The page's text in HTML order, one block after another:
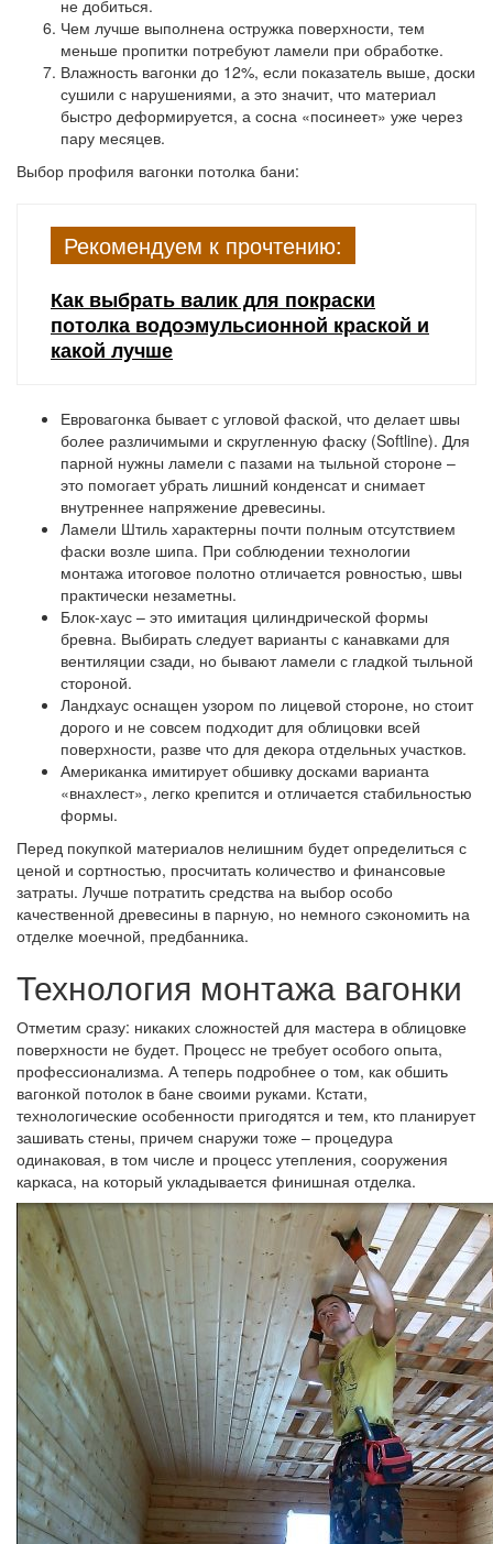
не добиться.
Чем лучше выполнена остружка поверхности, тем
меньше пропитки потребуют ламели при обработке.
Влажность вагонки до 12%, если показатель выше, доски
сушили с нарушениями, а это значит, что материал
быстро деформируется, а сосна «посинеет» уже через
пару месяцев.
Выбор профиля вагонки потолка бани:
Рекомендуем к прочтению:
Как выбрать валик для покраски
потолка водоэмульсионной краской и
какой лучше
Евровагонка бывает с угловой фаской, что делает швы
более различимыми и скругленную фаску (Softline). Для
парной нужны ламели с пазами на тыльной стороне –
это помогает убрать лишний конденсат и снимает
внутреннее напряжение древесины.
Ламели Штиль характерны почти полным отсутствием
фаски возле шипа. При соблюдении технологии
монтажа итоговое полотно отличается ровностью, швы
практически незаметны.
Блок-хаус – это имитация цилиндрической формы
бревна. Выбирать следует варианты с канавками для
вентиляции сзади, но бывают ламели с гладкой тыльной
стороной.
Ландхаус оснащен узором по лицевой стороне, но стоит
дорого и не совсем подходит для облицовки всей
поверхности, разве что для декора отдельных участков.
Американка имитирует обшивку досками варианта
«внахлест», легко крепится и отличается стабильностью
формы.
Перед покупкой материалов нелишним будет определиться с
ценой и сортностью, просчитать количество и финансовые
затраты. Лучше потратить средства на выбор особо
качественной древесины в парную, но немного сэкономить на
отделке моечной, предбанника.
Технология монтажа вагонки
Отметим сразу: никаких сложностей для мастера в облицовке
поверхности не будет. Процесс не требует особого опыта,
профессионализма. А теперь подробнее о том, как обшить
вагонкой потолок в бане своими руками. Кстати,
технологические особенности пригодятся и тем, кто планирует
зашивать стены, причем снаружи тоже – процедура
одинаковая, в том числе и процесс утепления, сооружения
каркаса, на который укладывается финишная отделка.